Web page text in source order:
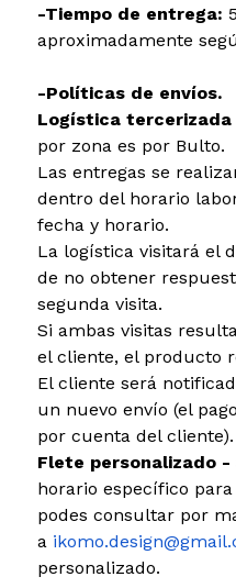
-Tiempo de entrega:
aproximadamente
-Políticas de envíos.
Logística tercerizada
por zona es por Bulto.
Las entregas se
dentro del horario
fecha y horario.
La logística visitará el
de no obtener
segunda visita.
Si ambas visitas
el cliente, el producto
El cliente será
un nuevo envío (el
por cuenta del cliente).
Flete personalizado -
horario específico
podes consultar por
a
personalizado.